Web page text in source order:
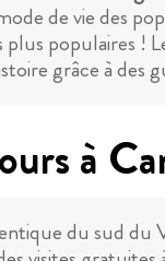
de vie des
populaires !
grâce à des
à
du sud du